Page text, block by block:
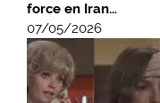
force en Iran…
07/05/2026